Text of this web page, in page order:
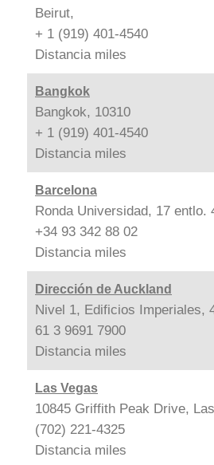
Beirut,
+ 1 (919) 401-4540
Distancia miles
Bangkok
Bangkok, 10310
+ 1 (919) 401-4540
Distancia miles
Barcelona
Ronda Universidad, 17 entlo.
+34 93 342 88 02
Distancia miles
Dirección de Auckland
Nivel 1, Edificios Imperiales,
61 3 9691 7900
Distancia miles
Las Vegas
10845 Griffith Peak Drive,
(702) 221-4325
Distancia miles